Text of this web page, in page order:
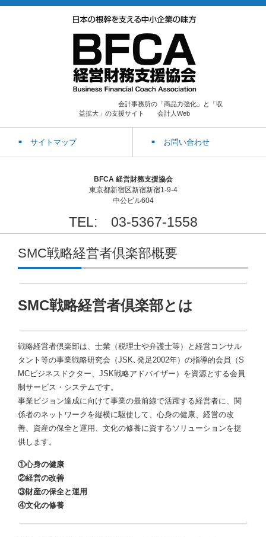
会計事務所の「商品力強化」と「収
益拡大」の支援サイト 会計人Web
サイトマップ お問い合わせ
BFCA 経営財務支援協会
東京都新宿区新宿新宿1-9-4
中公ビル604
TEL: 03-5367-1558
SMC戦略経営者倶楽部概要
SMC戦略経営者倶楽部とは
戦略経営者倶楽部は、士業（税理士や弁護士等）と経営コンサル
タント等の事業戦略研究会（JSK､発足2002年）の指導的会員（S
MCビジネスドクター、JSK戦略アドバイザー）を資源とする会員
制サービス・システムです。
事業ビジョン達成に向けて事業の最前線で活躍する経営者に、関
係者のネットワークを縦横に駆使して、心身の健康、経営の改
善、資産の保全と運用、文化の修養に資するソリューションを提
供します。
①心身の健康
②経営の改善
③財産の保全と運用
④文化の修養